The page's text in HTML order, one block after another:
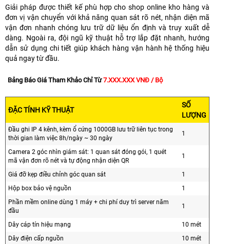
Giải pháp được thiết kế phù hợp cho shop online kho hàng và
đơn vị vận chuyển với khả năng quan sát rõ nét, nhận diện mã
vận đơn nhanh chóng lưu trữ dữ liệu ổn định và truy xuất dễ
dàng. Ngoài ra, đội ngũ kỹ thuật hỗ trợ lắp đặt nhanh, hướng
dẫn sử dụng chi tiết giúp khách hàng vận hành hệ thống hiệu
quả ngay từ đầu.
Bảng Báo Giá Tham Khảo Chỉ Từ7.XXX.XXX VNĐ / Bộ
ĐẶC TÍNH KỸ THUẬT
SỐ
LƯỢNG
Đầu ghi IP 4 kênh, kèm ổ cứng 1000GB lưu trữ liên tục trong
thời gian làm việc 8h/ngày ~ 30 ngày
1
Camera 2 góc nhìn giám sát: 1 quan sát đóng gói, 1 quét
mã vận đơn rõ nét và tự động nhận diện QR
1
Giá đỡ kẹp điều chỉnh góc quan sát
1
Hộp box bảo vệ nguồn
1
Phần mềm online dùng 1 máy + chi phí duy trì server năm
đầu
1
Dây cáp tín hiệu mạng
10 mét
Dây điện cấp nguồn
10 mét